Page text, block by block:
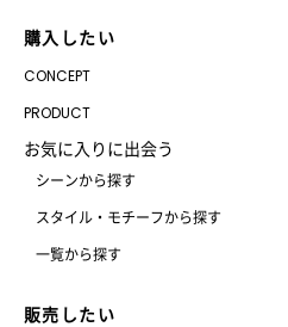
購入したい
CONCEPT
PRODUCT
お気に入りに出会う
シーンから探す
スタイル・モチーフから探す
一覧から探す
販売したい